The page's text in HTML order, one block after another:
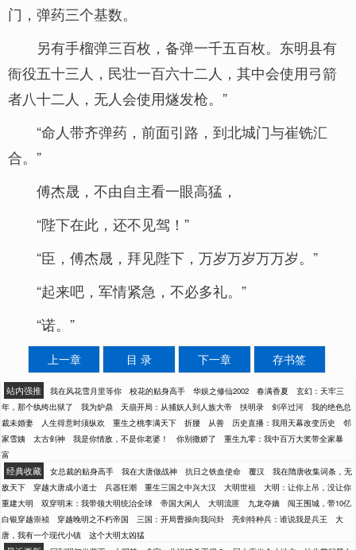
门，弹药三个基数。
另有手榴弹三百枚，备弹一千五百枚。东明县有
衙役五十三人，民壮一百六十二人，其中会使用弓箭
者八十二人，无人会使用燧发枪。”
“命人带齐弹药，前面引路，到北城门与崔铣汇
合。”
傅杰晟，不由自主看一眼高猛，
“陛下在此，还不见驾！”
“臣，傅杰晟，拜见陛下，万岁万岁万万岁。”
“起来吧，军情紧急，不必多礼。”
“诺。”
上一章 目 录 下一章 存书签
站内强推 我在风花雪月里等你 校花的贴身高手 华娱之修仙2002 春满香夏
玄幻：天牢三
年，那个纨绔出狱了
我为炉鼎 天崩开局：从捕妖人到人族大帝 扶明录 剑卒过河
我的绝色总
裁未婚妻
人生得意时须纵欢 重生之桃李满天下 折腰 从善 历史直播：我用天幕改变历史
邻
家雪姨
太古剑神 我是你情敌，不是你老婆！ 你别撒娇了
重生九零：我中百万大奖带全家暴
富
经典收藏 女总裁的贴身高手 我在大唐做战神 抗日之铁血使命 覆汉
我在隋唐收集词条，无
敌天下
穿越大唐成小道士 兵器狂潮 重生三国之中兴大汉 大明世祖
大明：让你上吊，没让你
重建大明
双穿明末：我带领大明统治全球 帝国大闲人 大明流匪 九龙夺嫡
闯王围城，带10亿
白银穿越崇祯
穿越晚明之不朽帝国 三国：开局曹操向我问卦 亮剑特种兵：谁说我是兵王
大
唐，我有一个现代小镇
这个大明太凶猛